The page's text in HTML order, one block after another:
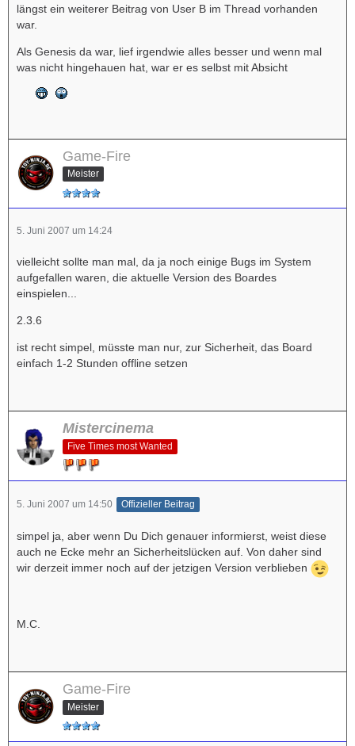
längst ein weiterer Beitrag von User B im Thread vorhanden
war.
Als Genesis da war, lief irgendwie alles besser und wenn mal
was nicht hingehauen hat, war er es selbst mit Absicht
Game-Fire
Meister
5. Juni 2007 um 14:24
vielleicht sollte man mal, da ja noch einige Bugs im System
aufgefallen waren, die aktuelle Version des Boardes
einspielen...
2.3.6
ist recht simpel, müsste man nur, zur Sicherheit, das Board
einfach 1-2 Stunden offline setzen
Mistercinema
Five Times most Wanted
5. Juni 2007 um 14:50 Offizieller Beitrag
simpel ja, aber wenn Du Dich genauer informierst, weist diese
auch ne Ecke mehr an Sicherheitslücken auf. Von daher sind
wir derzeit immer noch auf der jetzigen Version verblieben
M.C.
Game-Fire
Meister